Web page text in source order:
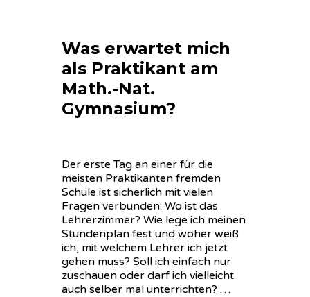
Was erwartet mich
als Praktikant am
Math.-Nat.
Gymnasium?
Der erste Tag an einer für die
meisten Praktikanten fremden
Schule ist sicherlich mit vielen
Fragen verbunden: Wo ist das
Lehrerzimmer? Wie lege ich meinen
Stundenplan fest und woher weiß
ich, mit welchem Lehrer ich jetzt
gehen muss? Soll ich einfach nur
zuschauen oder darf ich vielleicht
auch selber mal unterrichten? …